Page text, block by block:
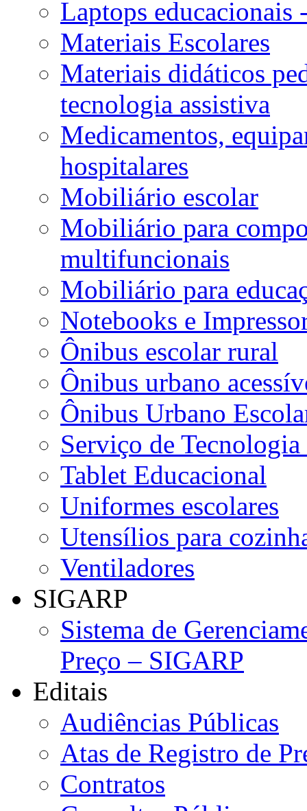
Laptops educacionais
Materiais Escolares
Materiais didáticos
tecnologia assistiva
Medicamentos,
hospitalares
Mobiliário escolar
Mobiliário para
multifuncionais
Mobiliário para
Notebooks e
Ônibus escolar rural
Ônibus urbano
Ônibus Urbano
Serviço de
Tablet Educacional
Uniformes escolares
Utensílios para
Ventiladores
SIGARP
Sistema de
Preço – SIGARP
Editais
Audiências Públicas
Atas de Registro de
Contratos